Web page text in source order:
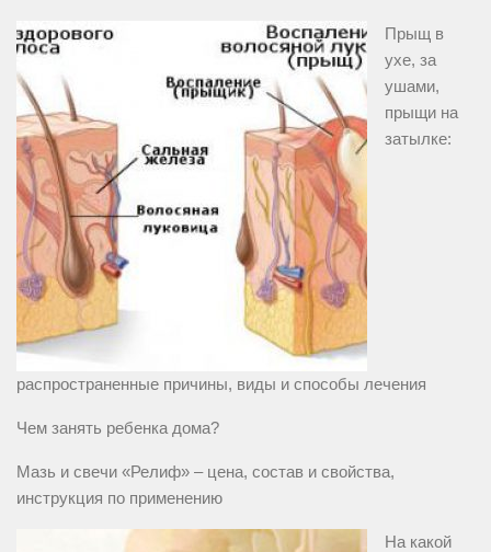
Прыщ в
ухе, за
ушами,
прыщи на
затылке:
распространенные причины, виды и способы лечения
Чем занять ребенка дома?
Мазь и свечи «Релиф» – цена, состав и свойства,
инструкция по применению
На какой